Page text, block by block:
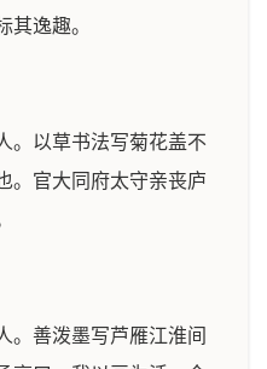
其逸趣。
。以草书法写菊花盖不
。官大同府太守亲丧庐
。善泼墨写芦雁江淮间